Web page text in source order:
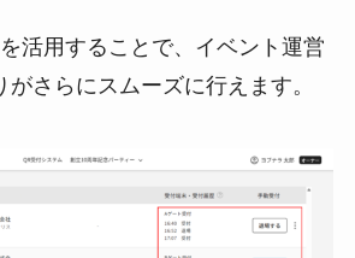
活用することで、イベント運営
さらにスムーズに行えます。